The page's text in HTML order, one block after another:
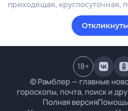
приходящая, круглосуточная,
© Рамблер — главные
гороскопы, почта, поиск и
Полная версияПомощь
18+